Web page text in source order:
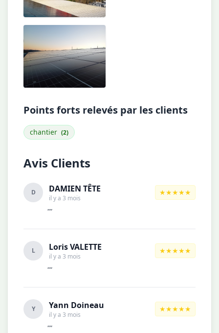
Points forts relevés par les clients
chantier (2)
Avis Clients
D DAMIEN TÊTE
il y a 3 mois
★★★★★
""
L Loris VALETTE
il y a 3 mois
★★★★★
""
Y Yann Doineau
il y a 3 mois
★★★★★
""